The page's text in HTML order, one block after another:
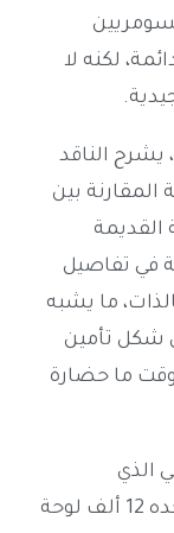
لكنه لا
الناقد
المقارنة بين
القديمة
في تفاصيل
ما يشبه
شكل تأمين
وقت ما حضارة
الذي
استعيدت منه اللوحة الأخير يحوي لوحده 12 ألف لوحة